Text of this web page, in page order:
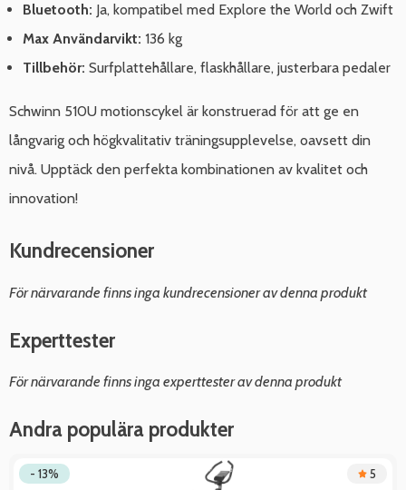
Bluetooth: Ja, kompatibel med Explore the World och Zwift
Max Användarvikt: 136 kg
Tillbehör: Surfplattehållare, flaskhållare, justerbara pedaler
Schwinn 510U motionscykel är konstruerad för att ge en
långvarig och högkvalitativ träningsupplevelse, oavsett din
nivå. Upptäck den perfekta kombinationen av kvalitet och
innovation!
Kundrecensioner
För närvarande finns inga kundrecensioner av denna produkt
Experttester
För närvarande finns inga experttester av denna produkt
Andra populära produkter
- 13% 5